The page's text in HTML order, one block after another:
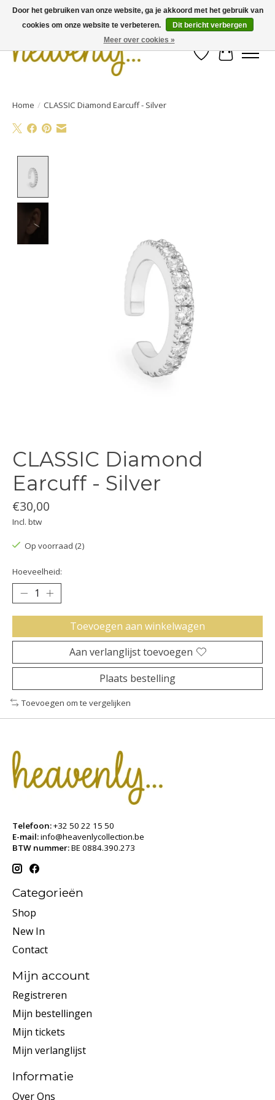
Verlanglijst
Home / CLASSIC Diamond Earcuff - Silver
CLASSIC Diamond
Earcuff - Silver
€30,00
Incl. btw
Op voorraad (2)
Hoeveelheid:
Toevoegen aan winkelwagen
Aan verlanglijst toevoegen
Plaats bestelling
Toevoegen om te vergelijken
Telefoon:+32 50 22 15 50
E-mail:info@heavenlycollection.be
BTW nummer:BE 0884.390.273
Categorieën
Shop
New In
Contact
Mijn account
Registreren
Mijn bestellingen
Mijn tickets
Mijn verlanglijst
Informatie
Over Ons
Door het gebruiken van onze website, ga je akkoord met het gebruik van
cookies om onze website te verbeteren.
Dit bericht verbergen
Meer over cookies »